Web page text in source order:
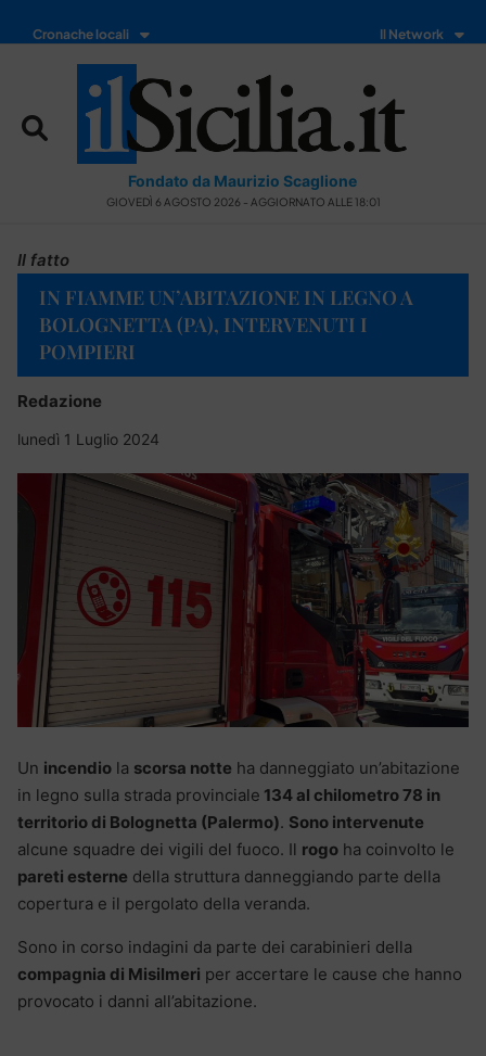
Cronache locali Il Network
Fondato da Maurizio Scaglione
GIOVEDÌ 6 AGOSTO 2026 - AGGIORNATO ALLE 18:01
Il fatto
IN FIAMME UN’ABITAZIONE IN LEGNO A
BOLOGNETTA (PA), INTERVENUTI I
POMPIERI
Redazione
lunedì 1 Luglio 2024
Un incendio la scorsa notte ha danneggiato un’abitazione
in legno sulla strada provinciale 134 al chilometro 78 in
territorio di Bolognetta (Palermo). Sono intervenute
alcune squadre dei vigili del fuoco. Il rogo ha coinvolto le
pareti esterne della struttura danneggiando parte della
copertura e il pergolato della veranda.
Sono in corso indagini da parte dei carabinieri della
compagnia di Misilmeri per accertare le cause che hanno
provocato i danni all’abitazione.